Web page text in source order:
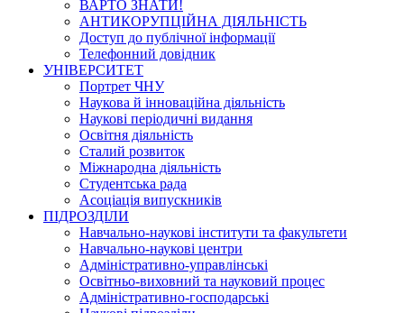
ВАРТО ЗНАТИ!
АНТИКОРУПЦІЙНА ДІЯЛЬНІСТЬ
Доступ до публічної інформації
Телефонний довідник
УНІВЕРСИТЕТ
Портрет ЧНУ
Наукова й інноваційна діяльність
Наукові періодичні видання
Освітня діяльність
Сталий розвиток
Міжнародна діяльність
Студентська рада
Асоціація випускників
ПІДРОЗДІЛИ
Навчально-наукові інститути та факультети
Навчально-наукові центри
Адміністративно-управлінські
Освітньо-виховний та науковий процес
Адміністративно-господарські